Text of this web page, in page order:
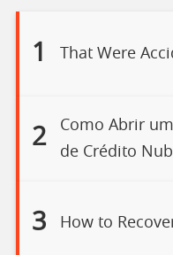
1 That Were
2
Como Abrir
de Crédito
3 How to